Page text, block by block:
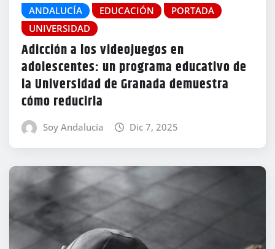
ANDALUCÍA EDUCACIÓN
PORTADA
UNIVERSIDAD
Adicción a los videojuegos en
adolescentes: un programa educativo de
la Universidad de Granada demuestra
cómo reducirla
Soy Andalucía Dic 7, 2025